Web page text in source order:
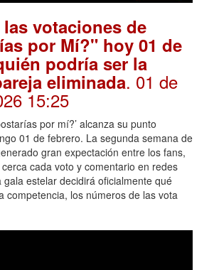
votaciones de
por Mí?" hoy 01 de
podría ser la
eliminada. 01 de
15:25
por mí?’ alcanza su punto
01 de febrero. La segunda semana de
gran expectación entre los fans,
cada voto y comentario en redes
gala estelar decidirá oficialmente qué
competencia, los números de las vota